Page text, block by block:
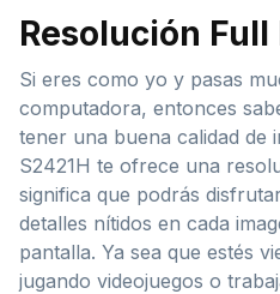
Resolución Full
Si eres como yo y pasas
computadora, entonces
tener una buena calidad de
S2421H te ofrece una
significa que podrás
detalles nítidos en cada
pantalla. Ya sea que estés
jugando videojuegos o